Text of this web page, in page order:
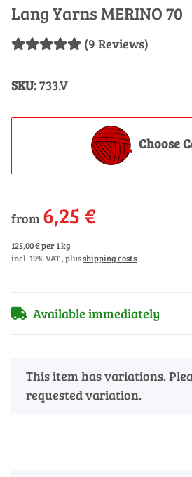
Lang Yarns MERINO 70
(9 Reviews)
SKU:733.V
Choose
from 6,25 €
125,00 € per 1 kg
incl. 19% VAT , plusshipping costs
Available immediately
x
This item has variations.
requested variation.